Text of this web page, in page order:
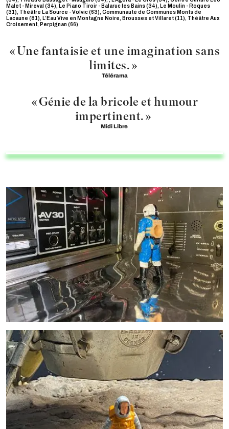
Malet - Mireval (34), Le Piano Tiroir - Balaruc les Bains (34), Le Moulin - Roques
(31), Théâtre La Source - Volvic (63), Communauté de Communes Monts de
Lacaune (81), L’Eau Vive en Montagne Noire, Brousses et Villaret (11), Théâtre Aux
Croisement, Perpignan (66)
« Une fantaisie et une imagination sans
limites. »
Télérama
« Génie de la bricole et humour
impertinent. »
Midi Libre